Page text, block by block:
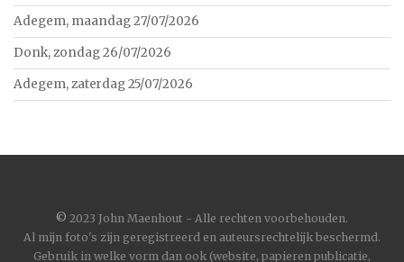
Adegem, maandag 27/07/2026
Donk, zondag 26/07/2026
Adegem, zaterdag 25/07/2026
© 2023 John Maenhout - Alle rechten voorbehouden.
Al mijn foto's zijn geregistreerd en auteursrechtelijk beschermd.
Gebruik in welke vorm dan ook (website, papieren publicatie,